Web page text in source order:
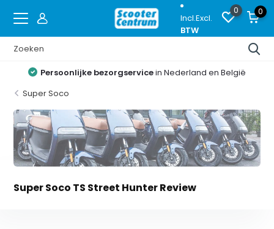
Incl.Excl.
BTW
0 0
Persoonlijke bezorgservicein Nederland en België
Super Soco
Super Soco TS Street Hunter Review